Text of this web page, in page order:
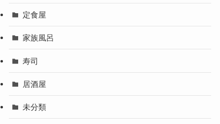
定食屋
家族風呂
寿司
居酒屋
未分類